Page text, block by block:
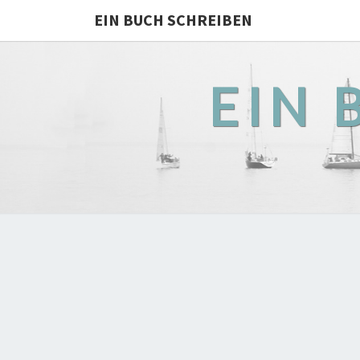
EIN BUCH SCHREIBEN
EIN